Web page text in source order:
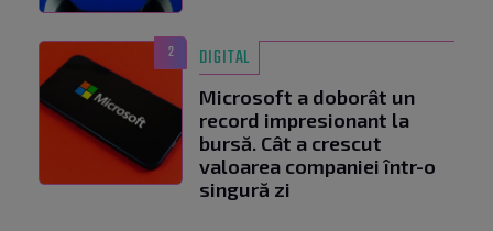
2 DIGITAL
Microsoft a doborât un
record impresionant la
bursă. Cât a crescut
valoarea companiei într-o
singură zi